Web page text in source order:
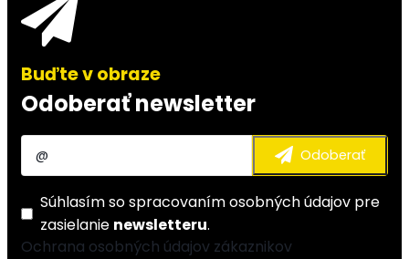
Odoberať newsletter
Súhlasím sospracovaním osobných údajov pre
zasielanie newsletteru.
Ochrana osobných údajov zákaznikov